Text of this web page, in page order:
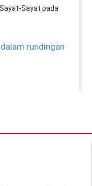
Sayat pada
rundingan
RM3.02